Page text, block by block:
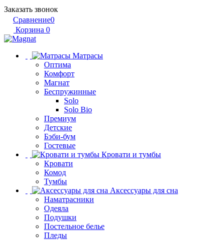
Заказать звонок
Сравнение0
Корзина 0
Матрасы
Оптима
Комфорт
Магнат
Беспружинные
Solo
Solo Bio
Премиум
Детские
Бэби-бум
Гостевые
Кровати и тумбы
Кровати
Комод
Тумбы
Аксессуары для сна
Наматрасники
Одеяла
Подушки
Постельное белье
Пледы